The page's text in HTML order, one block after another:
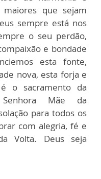
que sejam
sempre está nos
o seu perdão,
e bondade
esta fonte,
nova, esta forja e
o sacramento da
Mãe da
para todos os
com alegria, fé e
Volta. Deus seja